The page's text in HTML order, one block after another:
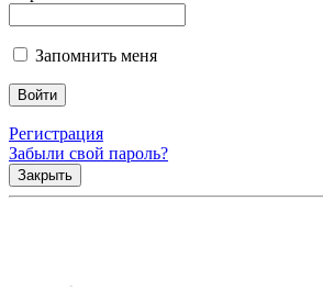
Запомнить меня
Регистрация
Забыли свой пароль?
Закрыть